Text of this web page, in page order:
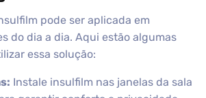
pode ser aplicada em
do dia a dia. Aqui estão algumas
essa solução:
Instale insulfilm nas janelas da sala